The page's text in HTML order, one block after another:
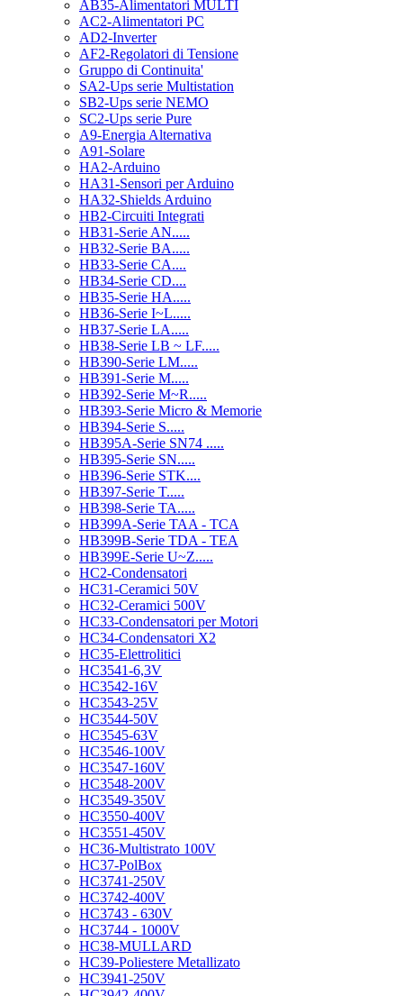
AB35-Alimentatori MULTI
AC2-Alimentatori PC
AD2-Inverter
AF2-Regolatori di Tensione
Gruppo di Continuita'
SA2-Ups serie Multistation
SB2-Ups serie NEMO
SC2-Ups serie Pure
A9-Energia Alternativa
A91-Solare
HA2-Arduino
HA31-Sensori per Arduino
HA32-Shields Arduino
HB2-Circuiti Integrati
HB31-Serie AN.....
HB32-Serie BA.....
HB33-Serie CA....
HB34-Serie CD....
HB35-Serie HA.....
HB36-Serie I~L.....
HB37-Serie LA.....
HB38-Serie LB ~ LF.....
HB390-Serie LM.....
HB391-Serie M.....
HB392-Serie M~R.....
HB393-Serie Micro & Memorie
HB394-Serie S.....
HB395A-Serie SN74 .....
HB395-Serie SN.....
HB396-Serie STK....
HB397-Serie T.....
HB398-Serie TA.....
HB399A-Serie TAA - TCA
HB399B-Serie TDA - TEA
HB399E-Serie U~Z.....
HC2-Condensatori
HC31-Ceramici 50V
HC32-Ceramici 500V
HC33-Condensatori per Motori
HC34-Condensatori X2
HC35-Elettrolitici
HC3541-6,3V
HC3542-16V
HC3543-25V
HC3544-50V
HC3545-63V
HC3546-100V
HC3547-160V
HC3548-200V
HC3549-350V
HC3550-400V
HC3551-450V
HC36-Multistrato 100V
HC37-PolBox
HC3741-250V
HC3742-400V
HC3743 - 630V
HC3744 - 1000V
HC38-MULLARD
HC39-Poliestere Metallizato
HC3941-250V